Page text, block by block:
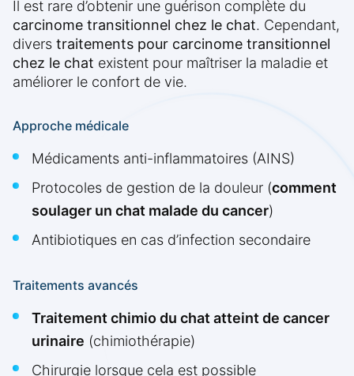
Il est rare d’obtenir une guérison complète du
carcinome transitionnel chez le chat. Cependant,
divers traitements pour carcinome transitionnel
chez le chat existent pour maîtriser la maladie et
améliorer le confort de vie.
Approche médicale
Médicaments anti-inflammatoires (AINS)
Protocoles de gestion de la douleur (comment
soulager un chat malade du cancer)
Antibiotiques en cas d’infection secondaire
Traitements avancés
Traitement chimio du chat atteint de cancer
urinaire (chimiothérapie)
Chirurgie lorsque cela est possible